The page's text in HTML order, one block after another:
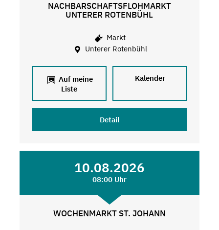
NACHBARSCHAFTSFLOHMARKT
UNTERER ROTENBÜHL
Markt
Unterer Rotenbühl
Auf meine
Liste
Kalender
Detail
10.08.2026
08:00 Uhr
WOCHENMARKT ST. JOHANN